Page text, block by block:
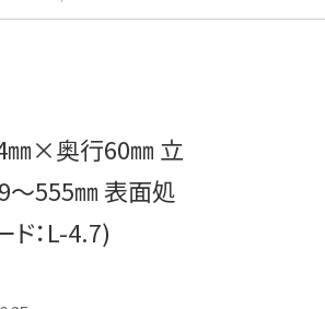
㎜×奥行60㎜ 立
～555㎜ 表面処
：L-4.7)